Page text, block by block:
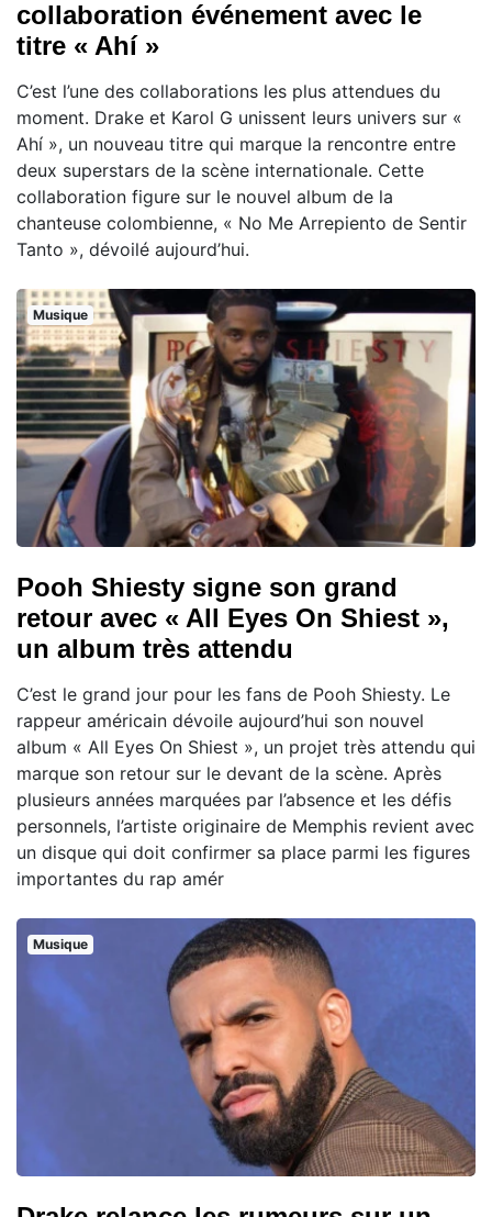
collaboration événement avec le
titre « Ahí »
C’est l’une des collaborations les plus attendues du
moment. Drake et Karol G unissent leurs univers sur «
Ahí », un nouveau titre qui marque la rencontre entre
deux superstars de la scène internationale. Cette
collaboration figure sur le nouvel album de la
chanteuse colombienne, « No Me Arrepiento de Sentir
Tanto », dévoilé aujourd’hui.
Musique
Pooh Shiesty signe son grand
retour avec « All Eyes On Shiest »,
un album très attendu
C’est le grand jour pour les fans de Pooh Shiesty. Le
rappeur américain dévoile aujourd’hui son nouvel
album « All Eyes On Shiest », un projet très attendu qui
marque son retour sur le devant de la scène. Après
plusieurs années marquées par l’absence et les défis
personnels, l’artiste originaire de Memphis revient avec
un disque qui doit confirmer sa place parmi les figures
importantes du rap amér
Musique